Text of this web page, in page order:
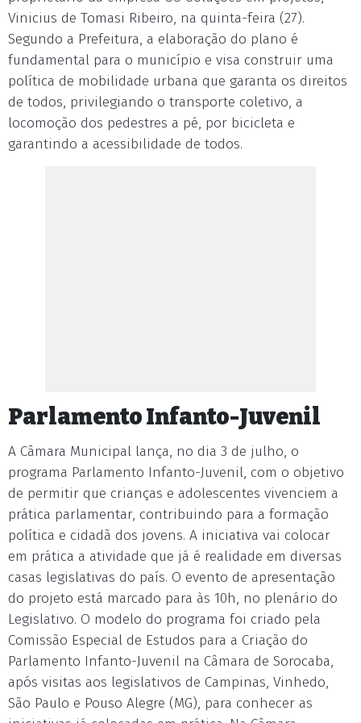
Vinicius de Tomasi Ribeiro, na quinta-feira (27).
Segundo a Prefeitura, a elaboração do plano é
fundamental para o município e visa construir uma
política de mobilidade urbana que garanta os direitos
de todos, privilegiando o transporte coletivo, a
locomoção dos pedestres a pé, por bicicleta e
garantindo a acessibilidade de todos.
Parlamento Infanto-Juvenil
A Câmara Municipal lança, no dia 3 de julho, o
programa Parlamento Infanto-Juvenil, com o objetivo
de permitir que crianças e adolescentes vivenciem a
prática parlamentar, contribuindo para a formação
política e cidadã dos jovens. A iniciativa vai colocar
em prática a atividade que já é realidade em diversas
casas legislativas do país. O evento de apresentação
do projeto está marcado para às 10h, no plenário do
Legislativo. O modelo do programa foi criado pela
Comissão Especial de Estudos para a Criação do
Parlamento Infanto-Juvenil na Câmara de Sorocaba,
após visitas aos legislativos de Campinas, Vinhedo,
São Paulo e Pouso Alegre (MG), para conhecer as